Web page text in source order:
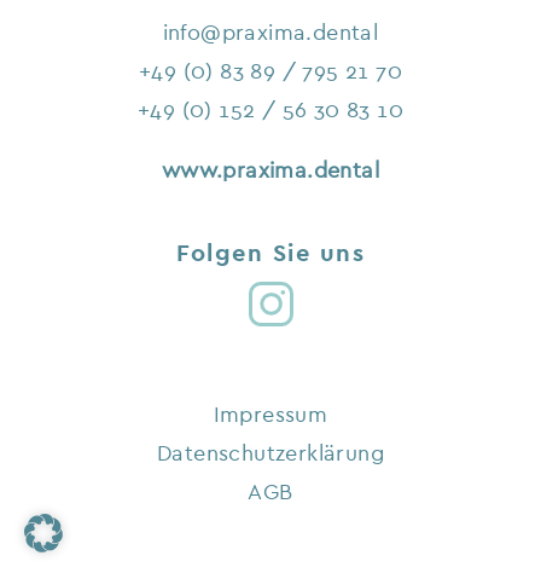
info@praxima.dental
+49 (0) 83 89 / 795 21 70
+49 (0) 152 / 56 30 83 10
www.praxima.dental
Folgen Sie uns
Impressum
Datenschutzerklärung
AGB